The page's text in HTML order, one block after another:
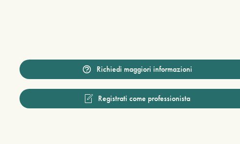
Richiedi maggiori informazioni
Registrati come professionista